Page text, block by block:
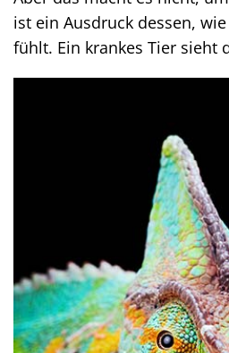
ist ein Ausdruck dessen,
fühlt. Ein krankes Tier sieht